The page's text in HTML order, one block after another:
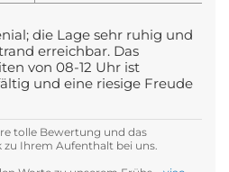
die Lage sehr ruhig und
erreichbar. Das
von 08-12 Uhr ist
und eine riesige Freude
tolle Bewertung und das
Ihrem Aufenthalt bei uns.